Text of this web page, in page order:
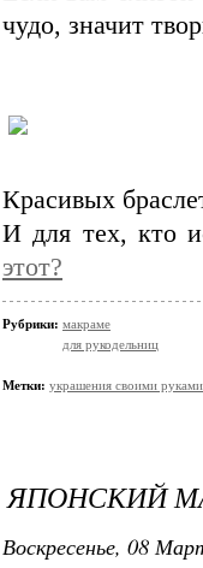
чудо, значит
Красивых
И для тех, кто
этот?
Рубрики: макраме
для рукодельниц
Метки: украшения своими руками
ЯПОНСКИЙ
Воскресенье, 08